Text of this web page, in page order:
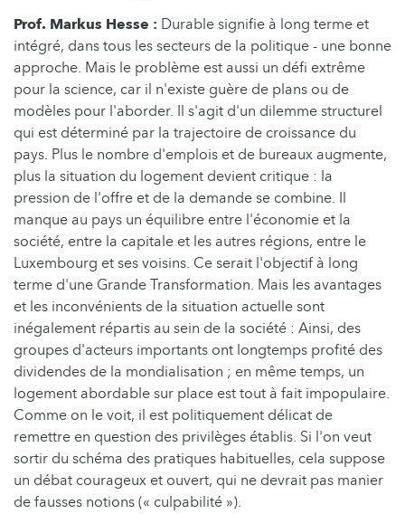
Prof. Markus Hesse : Durable signifie à long terme et
intégré, dans tous les secteurs de la politique - une bonne
approche. Mais le problème est aussi un défi extrême
pour la science, car il n'existe guère de plans ou de
modèles pour l'aborder. Il s'agit d'un dilemme structurel
qui est déterminé par la trajectoire de croissance du
pays. Plus le nombre d'emplois et de bureaux augmente,
plus la situation du logement devient critique : la
pression de l'offre et de la demande se combine. Il
manque au pays un équilibre entre l'économie et la
société, entre la capitale et les autres régions, entre le
Luxembourg et ses voisins. Ce serait l'objectif à long
terme d'une Grande Transformation. Mais les avantages
et les inconvénients de la situation actuelle sont
inégalement répartis au sein de la société : Ainsi, des
groupes d'acteurs importants ont longtemps profité des
dividendes de la mondialisation ; en même temps, un
logement abordable sur place est tout à fait impopulaire.
Comme on le voit, il est politiquement délicat de
remettre en question des privilèges établis. Si l'on veut
sortir du schéma des pratiques habituelles, cela suppose
un débat courageux et ouvert, qui ne devrait pas manier
de fausses notions (« culpabilité »).